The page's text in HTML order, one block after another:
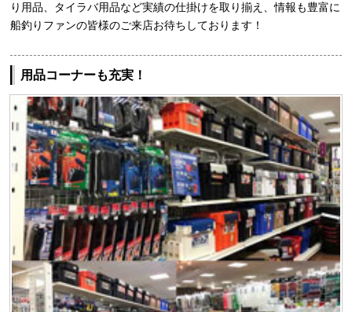
り用品、タイラバ用品など実績の仕掛けを取り揃え、情報も豊富に
船釣りファンの皆様のご来店お待ちしております！
用品コーナーも充実！